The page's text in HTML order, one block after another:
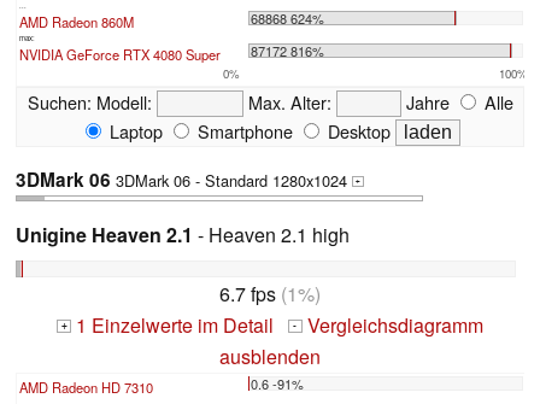
AMD Radeon 860M 68868 624%
max:
NVIDIA GeForce RTX 4080 Super 87172 816%
0% 100%
Suchen: Modell: Max. Alter: Jahre
Alle
Laptop
Smartphone Desktop
3DMark 06 3DMark 06 - Standard 1280x1024 +
Unigine Heaven 2.1 - Heaven 2.1 high
6.7 fps (1%)
+ 1 Einzelwerte im Detail - Vergleichsdiagramm
ausblenden
AMD Radeon HD 7310 0.6 -91%